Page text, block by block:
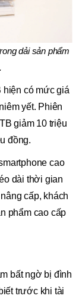
dải sản phẩm
hiện có mức giá
yết. Phiên
giảm 10 triệu
đồng.
cao
dài thời gian
cấp, khách
phẩm cao cấp
bất ngờ bị đình
trước khi tài